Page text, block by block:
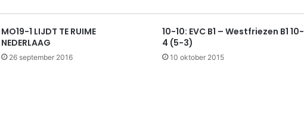
MO19-1 LIJDT TE RUIME
NEDERLAAG
26 september 2016
10-10: EVC B1 – Westfriezen B1 10-
4 (5-3)
10 oktober 2015